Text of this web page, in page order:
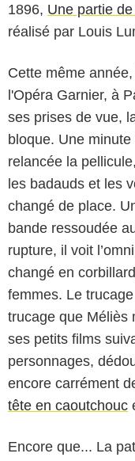
1896, Une partie
réalisé par Louis
Cette même
l'Opéra Garnier, à
ses prises de vue,
bloque. Une
relancée la
les badauds et les
changé de place.
bande ressoudée
rupture, il voit
changé en
femmes. Le
trucage que Méliès
ses petits films
personnages,
encore carrément
tête en caoutchouc
Encore que... La